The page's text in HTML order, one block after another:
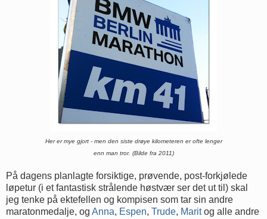
Her er mye gjort - men den siste drøye kilometeren er ofte lenger
enn man tror. (Bilde fra 2011)
På dagens planlagte forsiktige, prøvende, post-forkjølede
løpetur (i et fantastisk strålende høstvær ser det ut til) skal
jeg tenke på ektefellen og kompisen som tar sin andre
maratonmedalje, og Anna, Espen, Trude, Maritog alle andre